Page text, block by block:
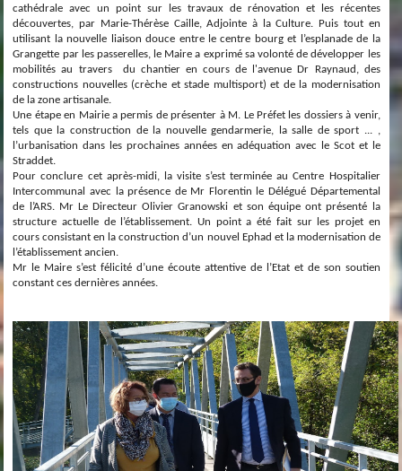
cathédrale avec un point sur les travaux de rénovation et les récentes
découvertes, par Marie-Thérèse Caille, Adjointe à la Culture. Puis tout en
utilisant la nouvelle liaison douce entre le centre bourg et l’esplanade de la
Grangette par les passerelles, le Maire a exprimé sa volonté de développer les
mobilités au travers du chantier en cours de l'avenue Dr Raynaud, des
constructions nouvelles (crèche et stade multisport) et de la modernisation
de la zone artisanale.
Une étape en Mairie a permis de présenter à M. Le Préfet les dossiers à venir,
tels que la construction de la nouvelle gendarmerie, la salle de sport ... ,
l’urbanisation dans les prochaines années en adéquation avec le Scot et le
Straddet.
Pour conclure cet après-midi, la visite s’est terminée au Centre Hospitalier
Intercommunal avec la présence de Mr Florentin le Délégué Départemental
de l’ARS. Mr Le Directeur Olivier Granowski et son équipe ont présenté la
structure actuelle de l’établissement. Un point a été fait sur les projet en
cours consistant en la construction d’un nouvel Ephad et la modernisation de
l’établissement ancien.
Mr le Maire s’est félicité d’une écoute attentive de l’Etat et de son soutien
constant ces dernières années.